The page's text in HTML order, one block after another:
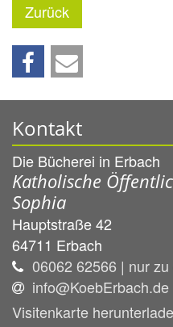
Zurück
Kontakt
Die Bücherei in Erbach
Katholische
Sophia
Hauptstraße 42
64711 Erbach
06062 62566 | nur
info@KoebErbach.de
Visitenkarte